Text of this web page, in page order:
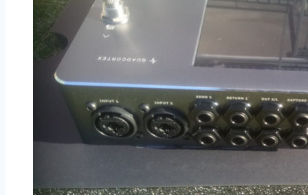
update
#2